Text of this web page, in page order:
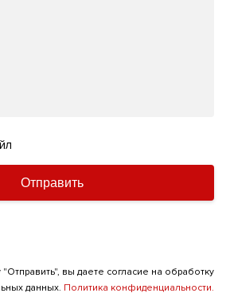
Отправить
вы даете согласие на обработку
данных. Политика конфиденциальности.